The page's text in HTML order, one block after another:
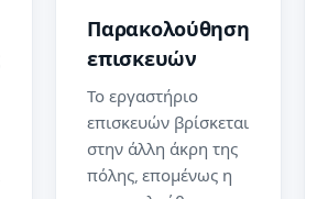
Παρακολούθηση
επισκευών
Το εργαστήριο
επισκευών βρίσκεται
στην άλλη άκρη της
πόλης, επομένως η